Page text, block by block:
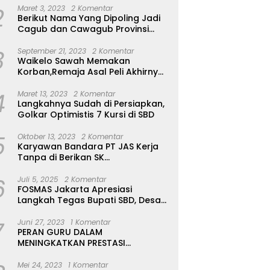
Maret 3, 2023 2 Komentar
Berikut Nama Yang Dipoling Jadi
Cagub dan Cawagub Provinsi
September 21, 2023 2 Komentar
Waikelo Sawah Memakan
Korban,Remaja Asal Peli Akhirnya
Maret 13, 2023 2 Komentar
Langkahnya Sudah di Persiapkan,
Golkar Optimistis 7 Kursi di SBD
Oktober 13, 2023 2 Komentar
Karyawan Bandara PT JAS Kerja
Tanpa di Berikan SK
Tangan Tanpa di Bacakan Isinya
Juli 5, 2025 2 Komentar
FOSMAS Jakarta Apresiasi
Langkah Tegas Bupati SBD, Desak
Juni 27, 2023 1 Komentar
PERAN GURU DALAM
MENINGKATKAN PRESTASI
Mei 24, 2023 1 Komentar